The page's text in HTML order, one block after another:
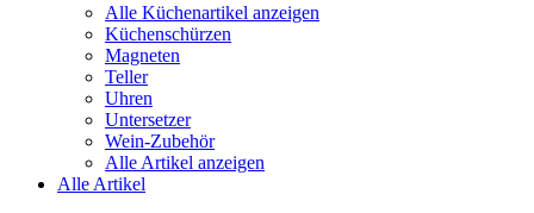
Alle Küchenartikel anzeigen
Küchenschürzen
Magneten
Teller
Uhren
Untersetzer
Wein-Zubehör
Alle Artikel anzeigen
Alle Artikel